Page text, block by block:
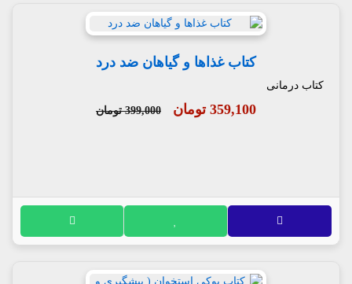
کتاب غذاها و گیاهان ضد درد
کتاب درمانی
359,100 تومان 399,000 تومان